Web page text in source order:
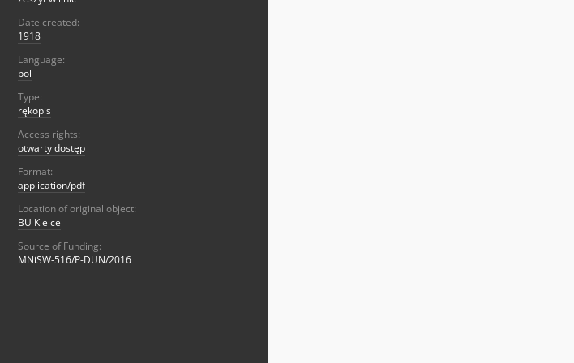
Date created:
1918
Language:
pol
Type:
rękopis
Access rights:
otwarty dostęp
Format:
application/pdf
Location of original object:
BU Kielce
Source of Funding:
MNiSW-516/P-DUN/2016